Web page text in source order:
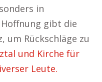
in
Hoffnung gibt die
um Rückschläge zu
und Kirche für
Leute.